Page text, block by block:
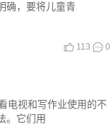
确，要将儿童青
113 0
电视和写作业使用的不
。它们用